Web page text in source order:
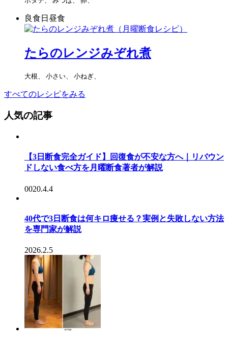
良食日昼食
たらのレンジみぞれ煮
大根、 小さい、 小ねぎ、
すべてのレシピをみる
人気の記事
【3日断食完全ガイド】回復食が不安な方へ｜リバウン
ドしない食べ方を月曜断食著者が解説
0020.4.4
40代で3日断食は何キロ痩せる？実例と失敗しない方法
を専門家が解説
2026.2.5